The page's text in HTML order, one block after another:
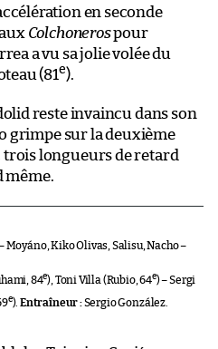
en seconde
Colchonerospour
a vu sa jolie volée du
(81e).
reste invaincu dans son
grimpe sur la deuxième
longueurs de retard
même.
Moyáno, Kiko Olivas, Salisu, Nacho –
84e), Toni Villa (Rubio, 64e) – Sergi
e). Entraîneur :Sergio González.